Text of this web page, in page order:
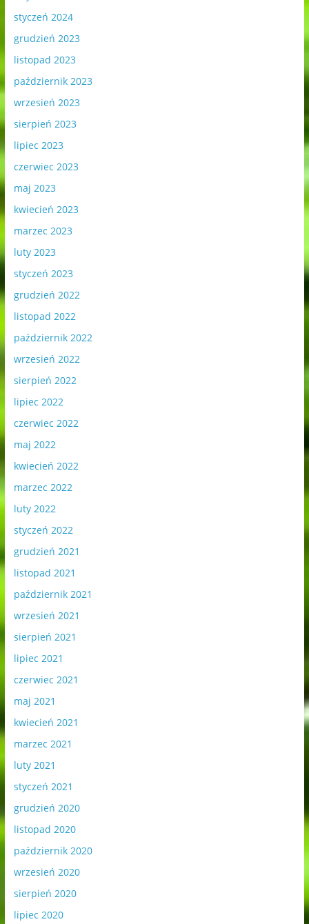
styczeń 2024
grudzień 2023
listopad 2023
październik 2023
wrzesień 2023
sierpień 2023
lipiec 2023
czerwiec 2023
maj 2023
kwiecień 2023
marzec 2023
luty 2023
styczeń 2023
grudzień 2022
listopad 2022
październik 2022
wrzesień 2022
sierpień 2022
lipiec 2022
czerwiec 2022
maj 2022
kwiecień 2022
marzec 2022
luty 2022
styczeń 2022
grudzień 2021
listopad 2021
październik 2021
wrzesień 2021
sierpień 2021
lipiec 2021
czerwiec 2021
maj 2021
kwiecień 2021
marzec 2021
luty 2021
styczeń 2021
grudzień 2020
listopad 2020
październik 2020
wrzesień 2020
sierpień 2020
lipiec 2020